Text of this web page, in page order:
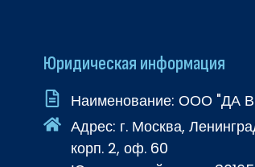
Юридическая информация
Наименование: ООО "ДА
Адрес: г. Москва,
корп. 2, оф. 60